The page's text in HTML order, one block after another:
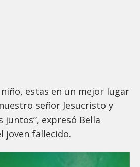
estas en un mejor lugar
señor Jesucristo y
expresó Bella
joven fallecido.